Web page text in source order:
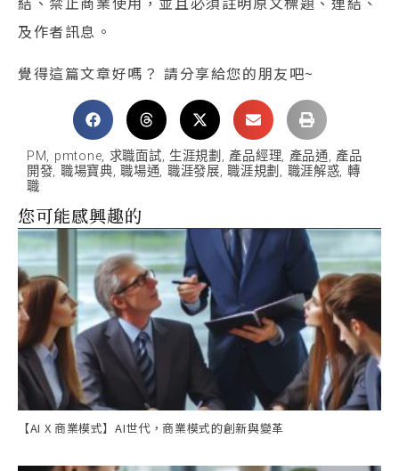
及作者訊息。
覺得這篇文章好嗎？ 請分享給您的朋友吧~
PM, pmtone, 求職面試, 生涯規劃 , 產品經理, 產品通, 產品
開發, 職場寶典,職場通, 職涯發展,職涯規劃 , 職涯解惑, 轉
職
您可能感興趣的
【AI X 商業模式】AI世代，商業模式的創新與變革